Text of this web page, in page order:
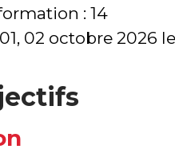
: 14
02 octobre 2026